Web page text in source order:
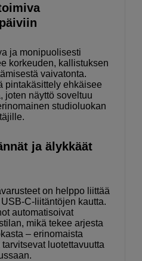
ja monipuolisesti
korkeuden, kallistuksen
vaivatonta.
pintakäsittely ehkäisee
joten näyttö soveltuu
studioluokan
ja älykkäät
on helppo liittää
C-liitäntöjen kautta.
automatisoivat
mikä tekee arjesta
– erinomaista
luotettavuutta